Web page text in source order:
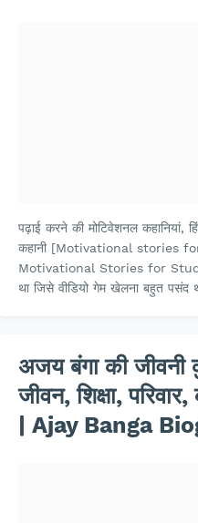
पढ़ाई करने की मोटिवेशनल कहानियां,
कहानी [Motivational stories
Motivational Stories for
था जिसे वीडियो गेम खेलना बहुत
अजय बंगा की जीवनी
जीवन, शिक्षा,
| Ajay Banga